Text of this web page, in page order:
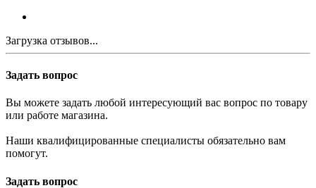
Загрузка отзывов...
Задать вопрос
Вы можете задать любой интересующий вас вопрос по товару
или работе магазина.
Наши квалифицированные специалисты обязательно вам
помогут.
Задать вопрос